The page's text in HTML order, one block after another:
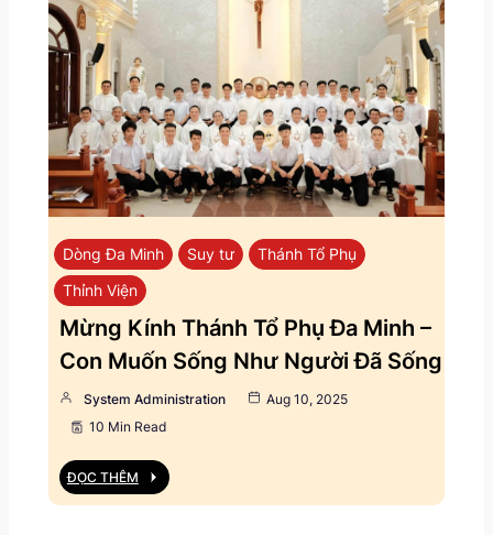
Dòng Đa Minh Suy tư
Thánh Tổ Phụ
Thỉnh Viện
Mừng Kính Thánh Tổ Phụ Đa Minh –
Con Muốn Sống Như Người Đã Sống
System Administration
Aug 10, 2025
10 Min Read
ĐỌC THÊM